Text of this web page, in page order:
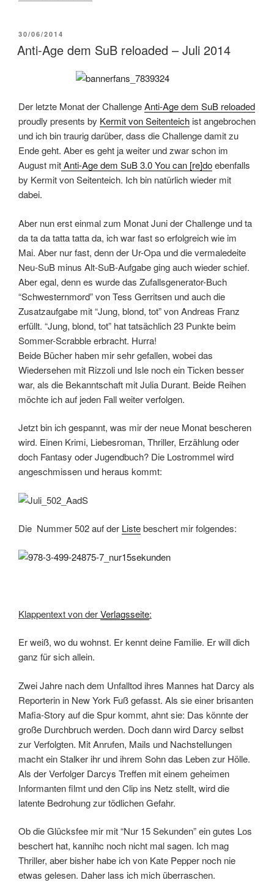
VERÖFFENTLICHT
AM
30/06/2014
Anti-Age dem SuB reloaded – Juli 2014
Der letzte Monat der ChallengeAnti-Age dem SuB reloaded
proudly presents by Kermit von Seitenteich ist angebrochen
und ich bin traurig darüber, dass die Challenge damit zu
Ende geht. Aber es geht ja weiter und zwar schon im
August mitAnti-Age dem SuB 3.0 You can [re]doebenfalls
by Kermit von Seitenteich. Ich bin natürlich wieder mit
dabei.
Aber nun erst einmal zum Monat Juni der Challenge und ta
da ta da tatta tatta da, ich war fast so erfolgreich wie im
Mai. Aber nur fast, denn der Ur-Opa und die vermaledeite
Neu-SuB minus Alt-SuB-Aufgabe ging auch wieder schief.
Aber egal, denn es wurde das Zufallsgenerator-Buch
“Schwesternmord” von Tess Gerritsen und auch die
Zusatzaufgabe mit “Jung, blond, tot” von Andreas Franz
erfüllt. “Jung, blond, tot” hat tatsächlich 23 Punkte beim
Sommer-Scrabble erbracht. Hurra!
Beide Bücher haben mir sehr gefallen, wobei das
Wiedersehen mit Rizzoli und Isle noch ein Ticken besser
war, als die Bekanntschaft mit Julia Durant. Beide Reihen
möchte ich auf jeden Fall weiter verfolgen.
Jetzt bin ich gespannt, was mir der neue Monat bescheren
wird. Einen Krimi, Liebesroman, Thriller, Erzählung oder
doch Fantasy oder Jugendbuch? Die Lostrommel wird
angeschmissen und heraus kommt:
Die Nummer 502 auf der Listebeschert mir folgendes:
Klappentext von derVerlagsseite:
Er weiß, wo du wohnst. Er kennt deine Familie. Er will dich
ganz für sich allein.
Zwei Jahre nach dem Unfalltod ihres Mannes hat Darcy als
Reporterin in New York Fuß gefasst. Als sie einer brisanten
Mafia-Story auf die Spur kommt, ahnt sie: Das könnte der
große Durchbruch werden. Doch dann wird Darcy selbst
zur Verfolgten. Mit Anrufen, Mails und Nachstellungen
macht ein Stalker ihr und ihrem Sohn das Leben zur Hölle.
Als der Verfolger Darcys Treffen mit einem geheimen
Informanten filmt und den Clip ins Netz stellt, wird die
latente Bedrohung zur tödlichen Gefahr.
Ob die Glücksfee mir mit “Nur 15 Sekunden” ein gutes Los
beschert hat, kannihc noch nicht mal sagen. Ich mag
Thriller, aber bisher habe ich von Kate Pepper noch nie
etwas gelesen. Daher lass ich mich überraschen.